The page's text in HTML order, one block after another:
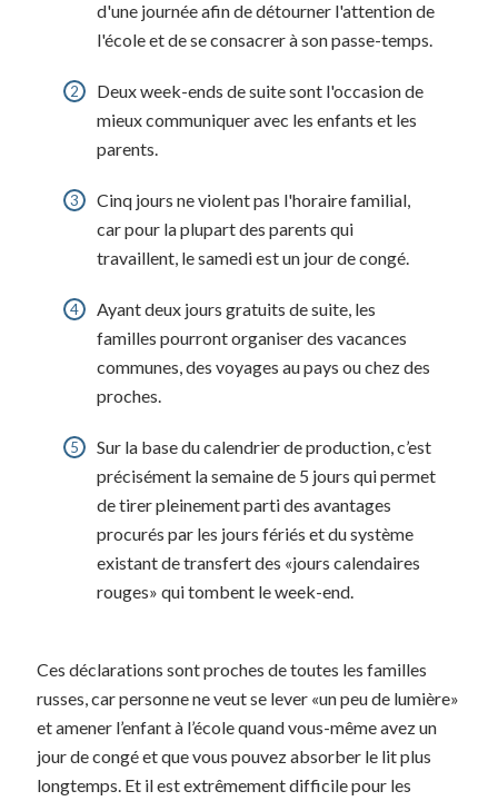
d'une journée afin de détourner l'attention de
l'école et de se consacrer à son passe-temps.
Deux week-ends de suite sont l'occasion de
mieux communiquer avec les enfants et les
parents.
Cinq jours ne violent pas l'horaire familial,
car pour la plupart des parents qui
travaillent, le samedi est un jour de congé.
Ayant deux jours gratuits de suite, les
familles pourront organiser des vacances
communes, des voyages au pays ou chez des
proches.
Sur la base du calendrier de production, c’est
précisément la semaine de 5 jours qui permet
de tirer pleinement parti des avantages
procurés par les jours fériés et du système
existant de transfert des «jours calendaires
rouges» qui tombent le week-end.
Ces déclarations sont proches de toutes les familles
russes, car personne ne veut se lever «un peu de lumière»
et amener l’enfant à l’école quand vous-même avez un
jour de congé et que vous pouvez absorber le lit plus
longtemps. Et il est extrêmement difficile pour les